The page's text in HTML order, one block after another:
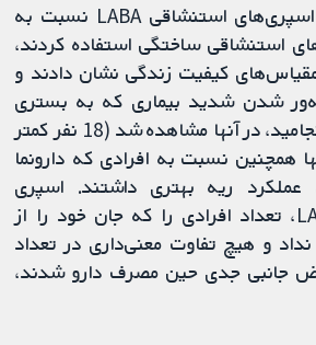
افراد تحت درمان با اسپری‌های استنشاقی LABA نسبت به
استنشاقی ساختگی استفاده ‌کردند،
کیفیت زندگی نشان دادند و
شدن شدید بیماری که به بستری
شدن در بیمارستان انجامید، در آنها مشاهده شد (18 نفر کمتر
نفر). آنها همچنین نسبت به افرادی که دارونما
ریه بهتری داشتند. اسپری
استنشاقی حاوی LABA، تعداد افرادی را که جان خود را از
و هیچ تفاوت معنی‌داری در تعداد
جانبی جدی حین مصرف دارو شدند،